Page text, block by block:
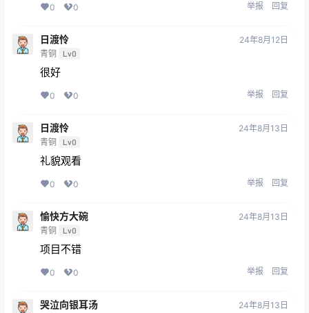
0 0 举报 回复
日渡怜
青铜 Lv0
24年8月12日
很好
0 0 举报 回复
日渡怜
青铜 Lv0
24年8月13日
礼貌观看
0 0 举报 回复
愉快方大碗
青铜 Lv0
24年8月13日
项目不错
0 0 举报 回复
哭泣向银耳汤 24年8月13日